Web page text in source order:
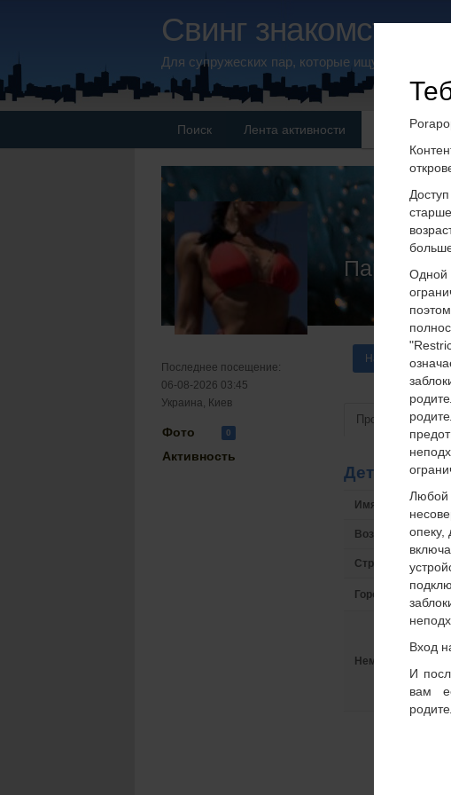
Одной
опеку,
Вход
И
вам
Свинг знакомства
Для супружеских пар, которые ищут дружбу и
Поиск Лента активности Пары
Пара
Написать
Последнее посещение:
06-08-2026 03:45
Украина, Киев
Фото 0
Активность
Просмотр
Детали
Имя на сайте
Возраст
Страна
Город
Немного о себе: